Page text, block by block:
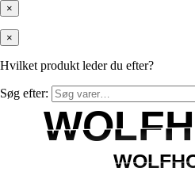
×
×
Hvilket produkt leder du efter?
Søg efter: